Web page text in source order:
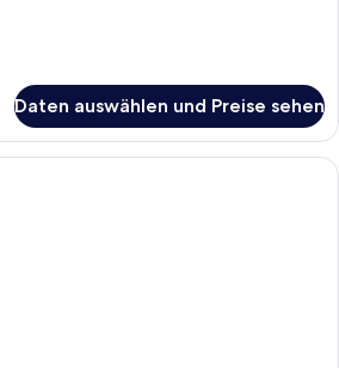
Daten auswählen und Preise sehen